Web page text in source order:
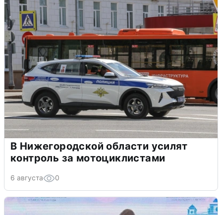
В Нижегородской области усилят
контроль за мотоциклистами
6 августа 0